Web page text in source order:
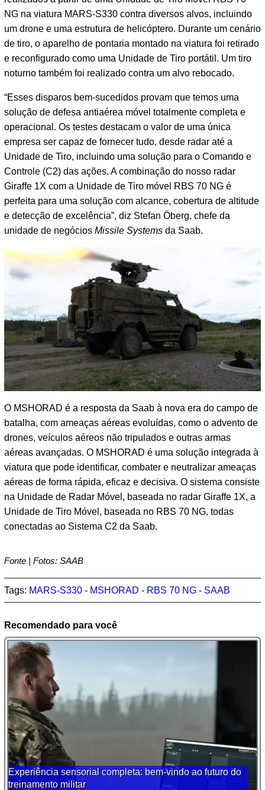
NG na viatura MARS-S330 contra diversos alvos, incluindo
um drone e uma estrutura de helicóptero. Durante um cenário
de tiro, o aparelho de pontaria montado na viatura foi retirado
e reconfigurado como uma Unidade de Tiro portátil. Um tiro
noturno também foi realizado contra um alvo rebocado.
“Esses disparos bem-sucedidos provam que temos uma
solução de defesa antiaérea móvel totalmente completa e
operacional. Os testes destacam o valor de uma única
empresa ser capaz de fornecer tudo, desde radar até a
Unidade de Tiro, incluindo uma solução para o Comando e
Controle (C2) das ações. A combinação do nosso radar
Giraffe 1X com a Unidade de Tiro móvel RBS 70 NG é
perfeita para uma solução com alcance, cobertura de altitude
e detecção de excelência”, diz Stefan Öberg, chefe da
unidade de negócios Missile Systems da Saab.
O MSHORAD é a resposta da Saab à nova era do campo de
batalha, com ameaças aéreas evoluídas, como o advento de
drones, veículos aéreos não tripulados e outras armas
aéreas avançadas. O MSHORAD é uma solução integrada à
viatura que pode identificar, combater e neutralizar ameaças
aéreas de forma rápida, eficaz e decisiva. O sistema consiste
na Unidade de Radar Móvel, baseada no radar Giraffe 1X, a
Unidade de Tiro Móvel, baseada no RBS 70 NG, todas
conectadas ao Sistema C2 da Saab.
Fonte | Fotos: SAAB
Tags: MARS-S330 - MSHORAD - RBS 70 NG - SAAB
Recomendado para você
Experiência sensorial completa: bem-vindo ao futuro do
treinamento militar